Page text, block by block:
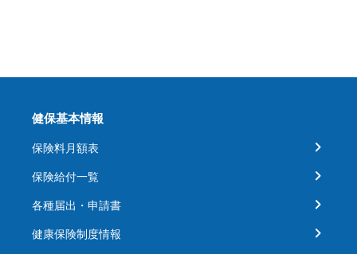
健保基本情報
保険料月額表
保険給付一覧
各種届出・申請書
健康保険制度情報